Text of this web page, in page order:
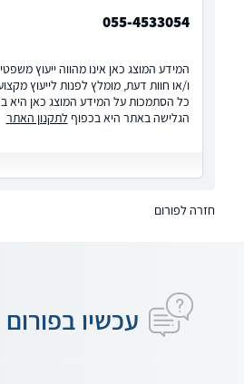
055-4533054
המידע המוצג כאן אינו מהווה ייעוץ
ו/או חוות דעת, מומלץ לפנות לייעוץ
כל הסתמכות על המידע המוצג כאן היא
הגלישה באתר היא בכפוף לתקנון האתר
חזרה לפורום
עכשיו בפורום